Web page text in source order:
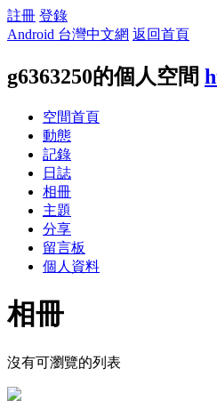
註冊 登錄
Android 台灣中文網 返回首頁
g6363250的個人空間
空間首頁
動態
記錄
日誌
相冊
主題
分享
留言板
個人資料
相冊
沒有可瀏覽的列表